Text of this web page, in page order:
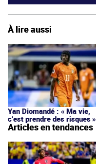
À lire aussi
Yan Diomandé : « Ma vie,
c’est prendre des risques »
Articles en tendances